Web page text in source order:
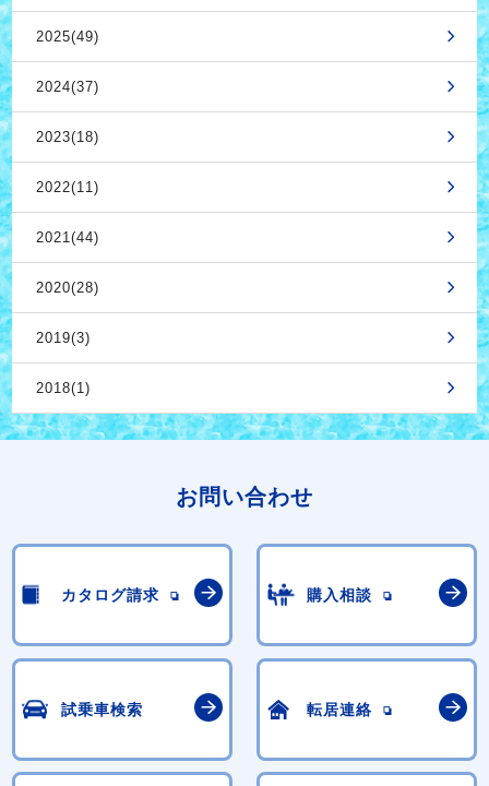
2025(49)
2024(37)
2023(18)
2022(11)
2021(44)
2020(28)
2019(3)
2018(1)
お問い合わせ
カタログ請求 購入相談
試乗車検索 転居連絡